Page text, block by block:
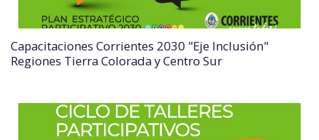
Capacitaciones Corrientes 2030 "Eje Inclusión"
Regiones Tierra Colorada y Centro Sur